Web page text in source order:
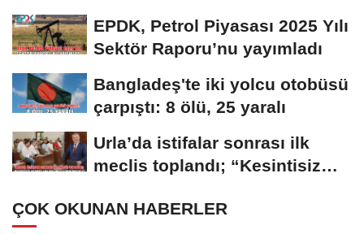
EPDK, Petrol Piyasası 2025 Yılı
Sektör Raporu’nu yayımladı
Bangladeş'te iki yolcu otobüsü
çarpıştı: 8 ölü, 25 yaralı
Urla’da istifalar sonrası ilk
meclis toplandı; “Kesintisiz
ÇOK OKUNAN HABERLER